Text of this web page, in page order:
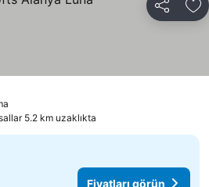
Paylaş
5.2 km uzaklıkta
Fiyatları görün